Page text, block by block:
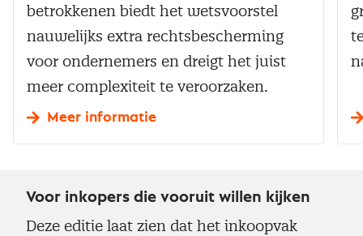
betrokkenen biedt het wetsvoorstel
nauwelijks extra rechtsbescherming
voor ondernemers en dreigt het juist
meer complexiteit te veroorzaken.
Meer informatie
Voor inkopers die vooruit willen kijken
Deze editie laat zien dat het inkoopvak